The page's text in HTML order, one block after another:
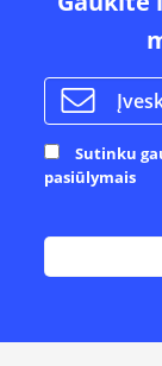
Sutinku
pasiūlymais